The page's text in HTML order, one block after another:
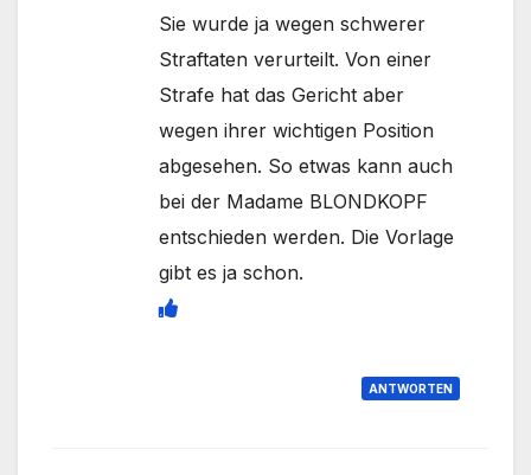
Sie wurde ja wegen schwerer
Straftaten verurteilt. Von einer
Strafe hat das Gericht aber
wegen ihrer wichtigen Position
abgesehen. So etwas kann auch
bei der Madame BLONDKOPF
entschieden werden. Die Vorlage
gibt es ja schon.
ANTWORTEN